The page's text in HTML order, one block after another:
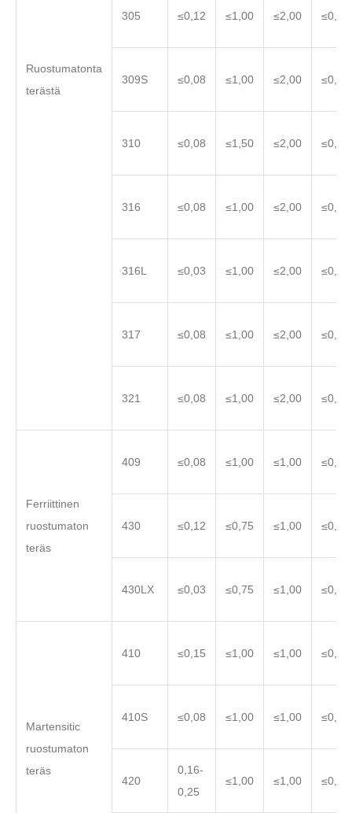
Ruostumatonta
terästä
305 ≤0,12 ≤1,00 ≤2,00
309S ≤0,08 ≤1,00 ≤2,00
310 ≤0,08 ≤1,50 ≤2,00
316 ≤0,08 ≤1,00 ≤2,00
316L ≤0,03 ≤1,00 ≤2,00
317 ≤0,08 ≤1,00 ≤2,00
321 ≤0,08 ≤1,00 ≤2,00
Ferriittinen
ruostumaton
teräs
409 ≤0,08 ≤1,00 ≤1,00
430 ≤0,12 ≤0,75 ≤1,00
430LX ≤0,03 ≤0,75 ≤1,00
Martensitic
ruostumaton
teräs
410 ≤0,15 ≤1,00 ≤1,00
410S ≤0,08 ≤1,00 ≤1,00
420
0,16-
0,25
≤1,00 ≤1,00